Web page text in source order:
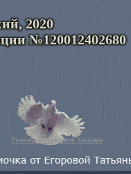
2020
№120012402680
Рамочка от Егоровой Татьяны